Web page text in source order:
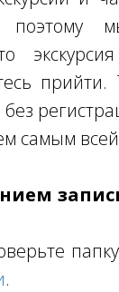
без
самым
.